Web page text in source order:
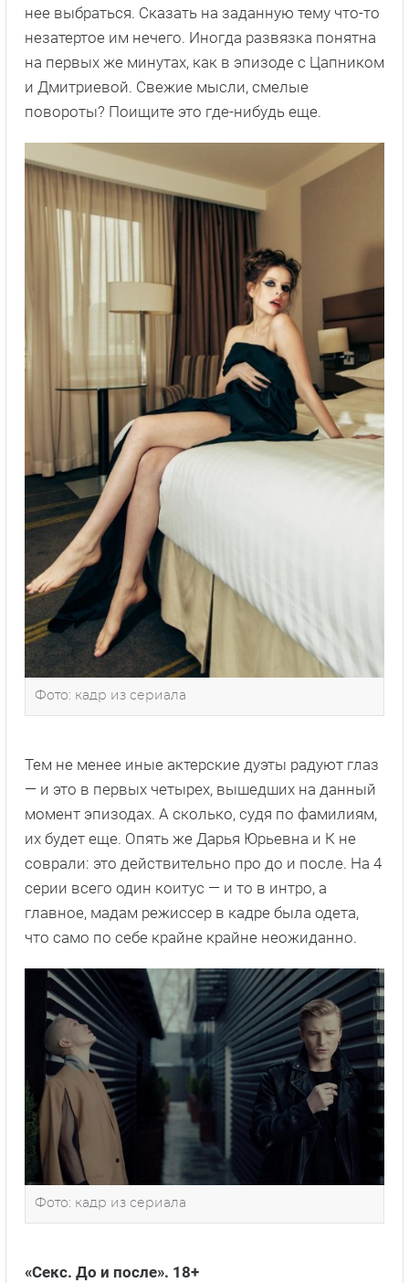
нее выбраться. Сказать на заданную тему что-то
незатертое им нечего. Иногда развязка понятна
на первых же минутах, как в эпизоде с Цапником
и Дмитриевой. Свежие мысли, смелые
повороты? Поищите это где-нибудь еще.
Фото: кадр из сериала
Тем не менее иные актерские дуэты радуют глаз
— и это в первых четырех, вышедших на данный
момент эпизодах. А сколько, судя по фамилиям,
их будет еще. Опять же Дарья Юрьевна и К не
соврали: это действительно про до и после. На 4
серии всего один коитус — и то в интро, а
главное, мадам режиссер в кадре была одета,
что само по себе крайне крайне неожиданно.
Фото: кадр из сериала
«Секс. До и после». 18+